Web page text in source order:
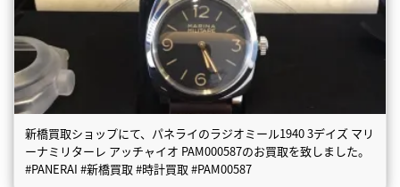
新橋買取ショップにて、パネライのラジオミール1940 3デイズ マリ
ーナミリターレ アッチャイオ PAM000587のお買取を致しました。
#PANERAI #新橋買取 #時計買取 #PAM00587